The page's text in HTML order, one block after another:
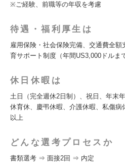
※ご経験、前職等の年収を考慮
待遇・福利厚生は
雇用保険・社会保険完備、交通費全
育サポート制度（年間US3,000ドルま
休日休暇は
土日（完全週休2日制）、祝日、年末
休育休、慶弔休暇、介護休暇、私傷病
以上
どんな選考プロセスか
書類選考 ⇒ 面接2回 ⇒ 内定